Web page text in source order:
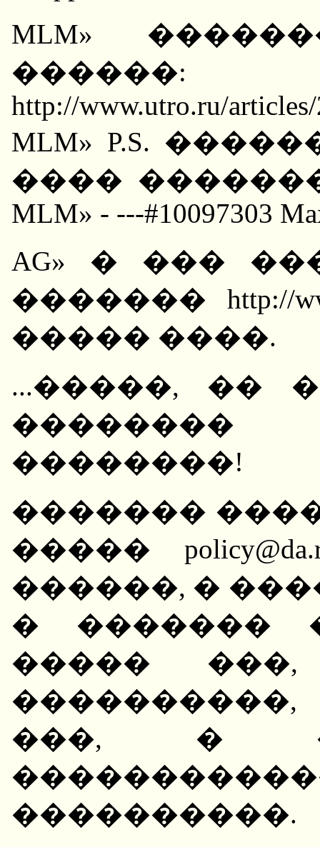
MLM»
http://www.utro.ru/
MLM» P.S.
����
MLM» - ---#10097303
AG» � ���
������� http://
����� ����.
...�����, ��
��������
��������!
�������
�����
������, �
� �������
�����
���, �
����������.